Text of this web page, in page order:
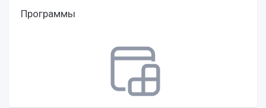
Программы